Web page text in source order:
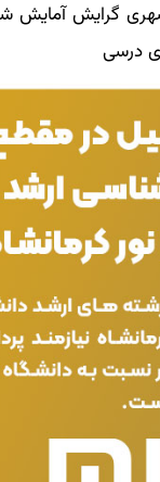
گرایش آمایش
درسی